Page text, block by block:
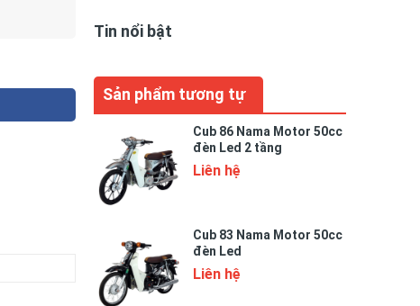
Tin nổi bật
Sản phẩm tương tự
Cub 86 Nama Motor 50cc
đèn Led 2 tầng
Liên hệ
Cub 83 Nama Motor 50cc
đèn Led
Liên hệ